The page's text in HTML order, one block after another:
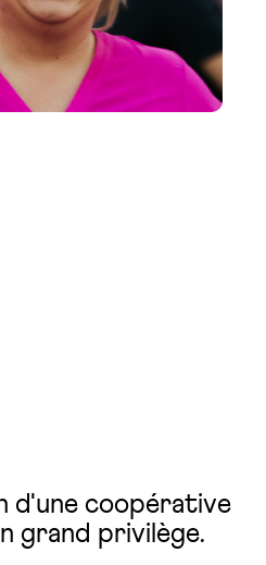
d'une coopérative
grand privilège.